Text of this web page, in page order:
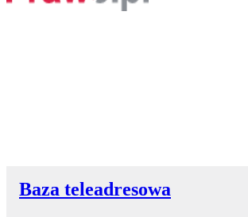
Baza teleadresowa